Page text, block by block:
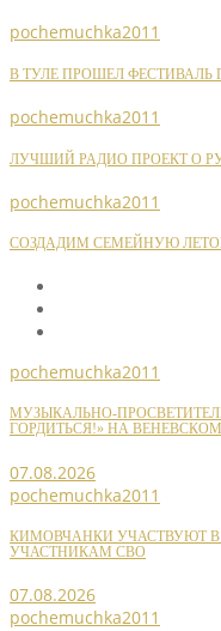
pochemuchka2011
В ТУЛЕ ПРОШЕЛ ФЕСТИВАЛЬ
pochemuchka2011
ЛУЧШИЙ РАДИО ПРОЕКТ О
pochemuchka2011
СОЗДАДИМ СЕМЕЙНУЮ
pochemuchka2011
МУЗЫКАЛЬНО-
ГОРДИТЬСЯ!» НА
07.08.2026
pochemuchka2011
КИМОВЧАНКИ УЧАСТВУЮТ
УЧАСТНИКАМ СВО
07.08.2026
pochemuchka2011